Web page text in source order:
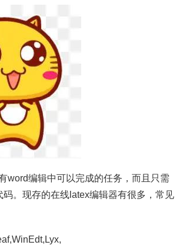
word编辑中可以完成的任务，而且只需
码。现存的在线latex编辑器有很多，常见